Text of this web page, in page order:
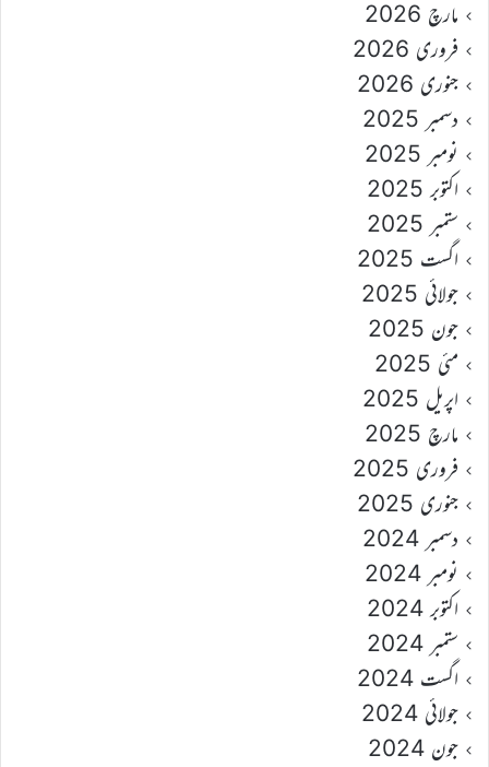
مارچ 2026
فروری 2026
جنوری 2026
دسمبر 2025
نومبر 2025
اکتوبر 2025
ستمبر 2025
اگست 2025
جولائی 2025
جون 2025
مئی 2025
اپریل 2025
مارچ 2025
فروری 2025
جنوری 2025
دسمبر 2024
نومبر 2024
اکتوبر 2024
ستمبر 2024
اگست 2024
جولائی 2024
جون 2024